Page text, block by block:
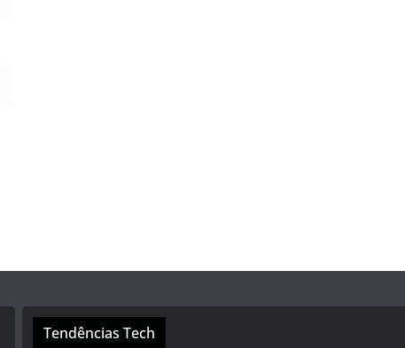
Tendências Tech